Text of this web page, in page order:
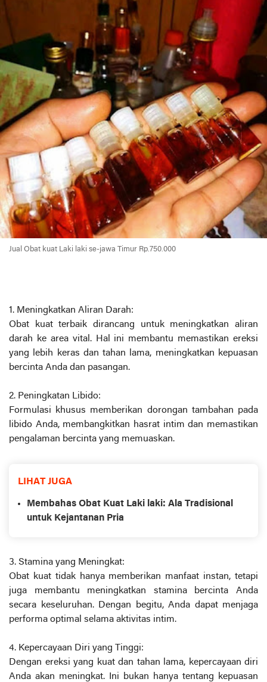
Jual Obat kuat Laki laki se-jawa Timur Rp.750.000
1. Meningkatkan Aliran Darah:
Obat kuat terbaik dirancang untuk meningkatkan aliran
darah ke area vital. Hal ini membantu memastikan ereksi
yang lebih keras dan tahan lama, meningkatkan kepuasan
bercinta Anda dan pasangan.
2. Peningkatan Libido:
Formulasi khusus memberikan dorongan tambahan pada
libido Anda, membangkitkan hasrat intim dan memastikan
pengalaman bercinta yang memuaskan.
LIHAT JUGA
Membahas Obat Kuat Laki laki: Ala Tradisional
untuk Kejantanan Pria
3. Stamina yang Meningkat:
Obat kuat tidak hanya memberikan manfaat instan, tetapi
juga membantu meningkatkan stamina bercinta Anda
secara keseluruhan. Dengan begitu, Anda dapat menjaga
performa optimal selama aktivitas intim.
4. Kepercayaan Diri yang Tinggi:
Dengan ereksi yang kuat dan tahan lama, kepercayaan diri
Anda akan meningkat. Ini bukan hanya tentang kepuasan